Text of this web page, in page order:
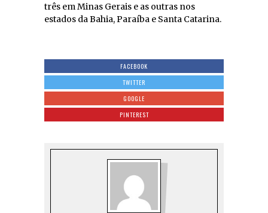
três em Minas Gerais e as outras nos
estados da Bahia, Paraíba e Santa Catarina.
FACEBOOK
TWITTER
GOOGLE
PINTEREST